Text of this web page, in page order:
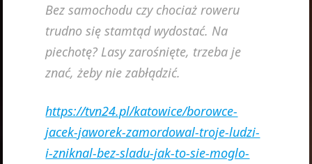
Bez samochodu czy chociaż roweru
trudno się stamtąd wydostać. Na
piechotę? Lasy zarośnięte, trzeba je
znać, żeby nie zabłądzić.
https://tvn24.pl/katowice/borowce-
jacek-jaworek-zamordowal-troje-ludzi-
i-zniknal-bez-sladu-jak-to-sie-moglo-